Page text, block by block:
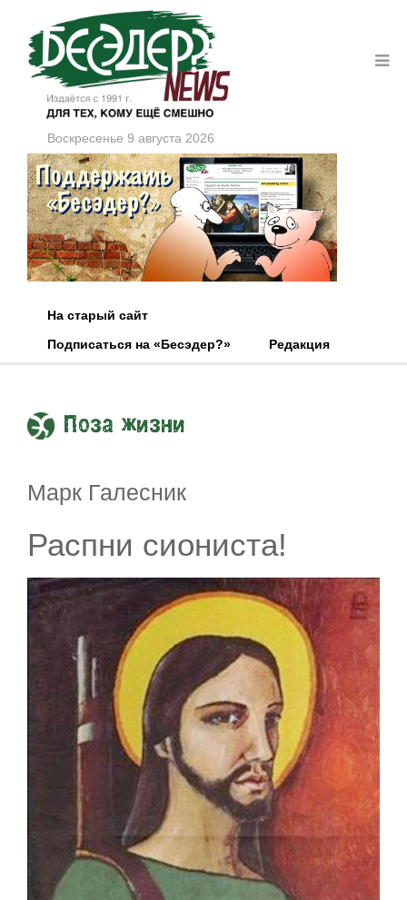
Воскресенье 9 августа 2026
На старый сайт
Подписаться на «Бесэдер?»
Редакция
Поза жизни
Марк Галесник
Распни сиониста!